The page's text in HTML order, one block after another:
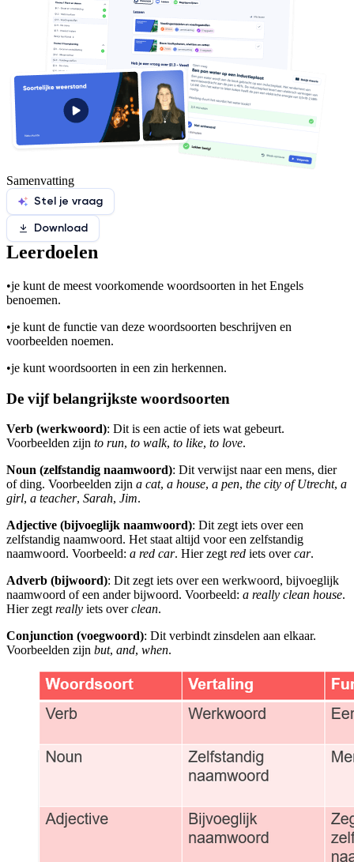
Samenvatting
Stel je vraag
Download
Leerdoelen
•je kunt de meest voorkomende woordsoorten in het Engels
benoemen.
•je kunt de functie van deze woordsoorten beschrijven en
voorbeelden noemen.
•je kunt woordsoorten in een zin herkennen.
De vijf belangrijkste woordsoorten
Verb (werkwoord): Dit is een actie of iets wat gebeurt.
Voorbeelden zijn to run, to walk, to like, to love.
Noun (zelfstandig naamwoord): Dit verwijst naar een mens, dier
of ding. Voorbeelden zijn a cat, a house, a pen, the city of Utrecht, a
girl, a teacher, Sarah, Jim.
Adjective (bijvoeglijk naamwoord): Dit zegt iets over een
zelfstandig naamwoord. Het staat altijd voor een zelfstandig
naamwoord. Voorbeeld: a red car. Hier zegt red iets overcar.
Adverb (bijwoord): Dit zegt iets over een werkwoord, bijvoeglijk
naamwoord of een ander bijwoord. Voorbeeld: a really clean house.
Hier zegt really iets overclean.
Conjunction (voegwoord): Dit verbindt zinsdelen aan elkaar.
Voorbeelden zijn but, and, when.